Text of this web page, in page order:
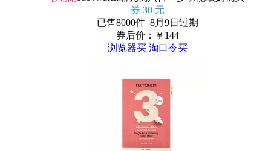
券 30 元
已售8000件 8月9日过期
券后价：￥ 144
浏览器买 淘口令买